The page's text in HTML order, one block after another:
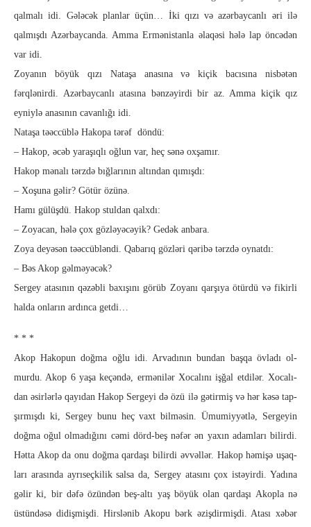
qalmalı idi. Gə­ləcək planlar üçün… İki qızı və azərbaycanlı əri ilə
qalmışdı Azərbaycanda. Amma Ermənistanla əlaqəsi hələ lap öncədən
var idi.
Zoyanın böyük qızı Nataşa anasına və kiçik bacısına nisbətən
fərqlənirdi. Azərbaycanlı ata­sı­na bənzəyirdi bir az. Amma kiçik qız
eyniylə anasının cavan­lığı idi.
Nataşa təəccüblə Hakopa tərəf döndü:
– Hakop, əcəb yaraşıqlı oğlun var, heç sənə oxşamır.
Hakop mənalı tərzdə bığlarının altından qımışdı:
– Xoşuna gəlir? Götür özünə.
Hamı gülüşdü. Hakop stuldan qalxdı:
– Zoyacan, hələ çox gözləyəcəyik? Gedək anbara.
Zoya deyəsən təəccübləndi. Qabarıq gözləri qəribə tərzdə oynatdı:
– Bəs Akop gəlməyəcək?
Sergey atasının qəzəbli baxışını görüb Zoyanı qarşıya ötürdü və fikirli
halda onların ardınca getdi…
* * *
Akop Hakopun doğma oğlu idi. Arvadının bundan başqa övladı ol­
murdu. Akop 6 yaşa keçəndə, ermənilər Xocalını işğal etdilər. Xoca­lı­
dan əsirlərlə qayıdan Hakop Sergeyi də özü ilə gətirmiş və hər kəsə tap­
şırmışdı ki, Sergey bunu heç vaxt bilməsin. Ümumiyyətlə, Ser­geyin
doğma oğul olmadığını cəmi dörd-beş nəfər ən yaxın adamları bi­lirdi.
Hətta Akop da onu doğma qardaşı bilirdi əvvəllər. Hakop həmişə uşaq­
ları arasında ayrıseçkilik salsa da, Sergey atasını çox istəyirdi. Ya­dına
gəlir ki, bir dəfə özündən beş-altı yaş böyük olan qardaşı Akop­la nə
üstündəsə didişmişdi. Hirslənib Akopu bərk əziş­dir­miş­di. Atası xəbər